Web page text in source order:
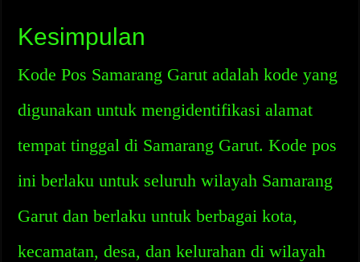
Kesimpulan
Kode Pos Samarang Garut adalah kode yang
digunakan untuk mengidentifikasi alamat
tempat tinggal di Samarang Garut. Kode pos
ini berlaku untuk seluruh wilayah Samarang
Garut dan berlaku untuk berbagai kota,
kecamatan, desa, dan kelurahan di wilayah